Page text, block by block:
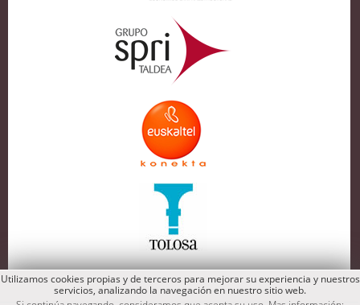
Utilizamos cookies propias y de terceros para mejorar su experiencia y nuestros
servicios, analizando la navegación en nuestro sitio web.